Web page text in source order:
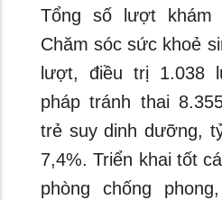
Tổng số lượt khám
Chăm sóc sức khoẻ
lượt, điều trị 1.038
pháp tránh thai
trẻ suy dinh dưỡng,
7,4%. Triển khai tốt
phòng chống